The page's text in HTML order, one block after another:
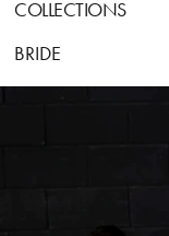
COLLECTIONS
BRIDE